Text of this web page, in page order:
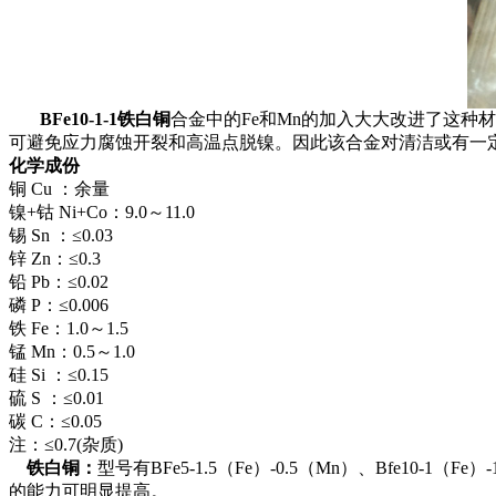
BFe10-1-1铁白铜合金中的Fe和Mn的加入大大改进了这种
可避免应力腐蚀开裂和高温点脱镍。因此该合金对清洁或有
化学成份
铜 Cu ：余量
镍+钴 Ni+Co：9.0～11.0
锡 Sn ：≤0.03
锌 Zn：≤0.3
铅 Pb：≤0.02
磷 P：≤0.006
铁 Fe：1.0～1.5
锰 Mn：0.5～1.0
硅 Si ：≤0.15
硫 S ：≤0.01
碳 C：≤0.05
注：≤0.7(杂质)
铁白铜： 型号有BFe5-1.5（Fe）-0.5（Mn）、Bfe10-1（Fe
的能力可明显提高。